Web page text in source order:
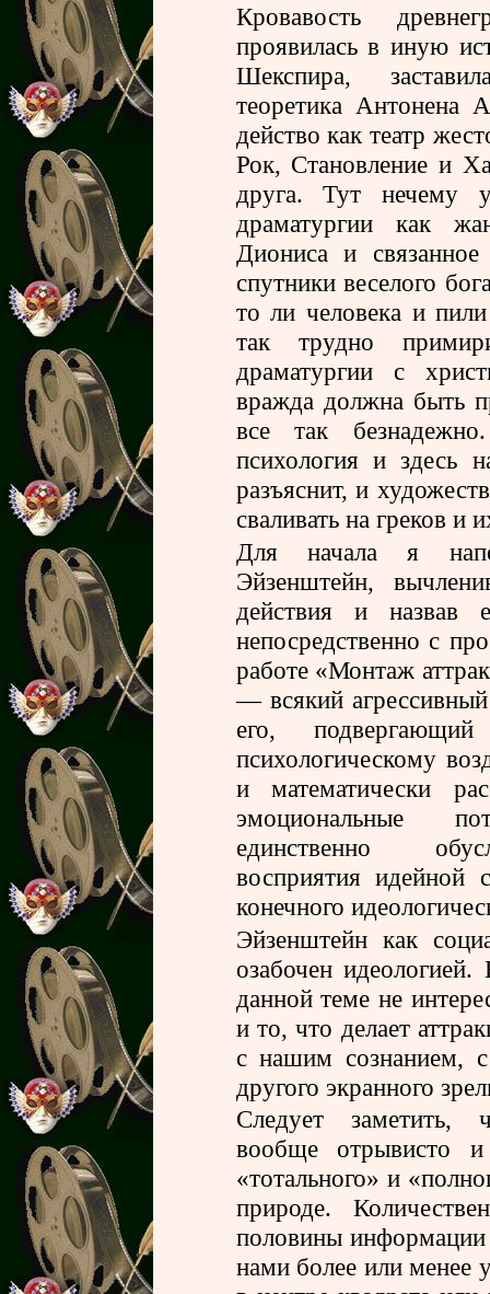
Кровавость
проявилась в иную
Шекспира,
теоретика Антонена
действо как театр
Рок, Становление и
друга. Тут нечему
драматургии как
Диониса и
спутники веселого
то ли человека и
так трудно
драматургии с
вражда должна быть
все так
психология и здесь
разъяснит, и
сваливать на греков и
Для начала я
Эйзенштейн,
действия и назвав
непосредственно с
работе «Монтаж
— всякий
его,
психологическому
и математически
эмоциональные
единственно
восприятия идейной
конечного
Эйзенштейн как
озабочен
данной теме не
и то, что делает
с нашим сознанием,
другого экранного
Следует заметить,
вообще отрывисто и
«тотального» и
природе.
половины информации
нами более или менее